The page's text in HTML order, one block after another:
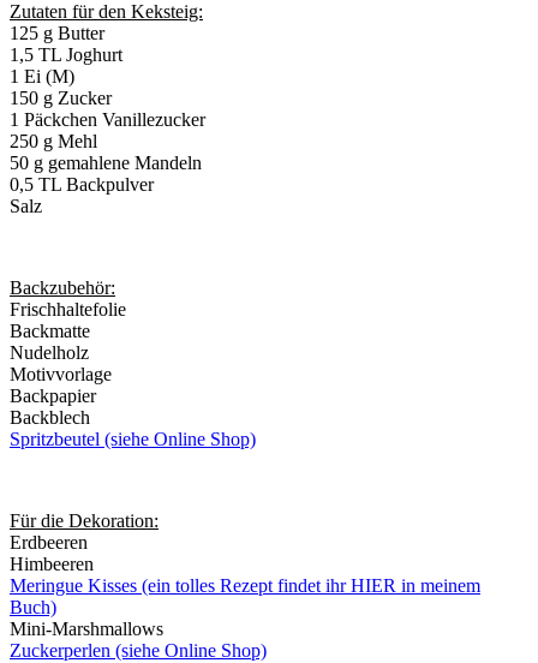
Zutaten für den Keksteig:
125 g Butter
1,5 TL Joghurt
1 Ei (M)
150 g Zucker
1 Päckchen Vanillezucker
250 g Mehl
50 g gemahlene Mandeln
0,5 TL Backpulver
Salz
Backzubehör:
Frischhaltefolie
Backmatte
Nudelholz
Motivvorlage
Backpapier
Backblech
Spritzbeutel (siehe Online Shop)
Für die Dekoration:
Erdbeeren
Himbeeren
Meringue Kisses (ein tolles Rezept findet ihr HIER in meinem
Buch)
Mini-Marshmallows
Zuckerperlen (siehe Online Shop)